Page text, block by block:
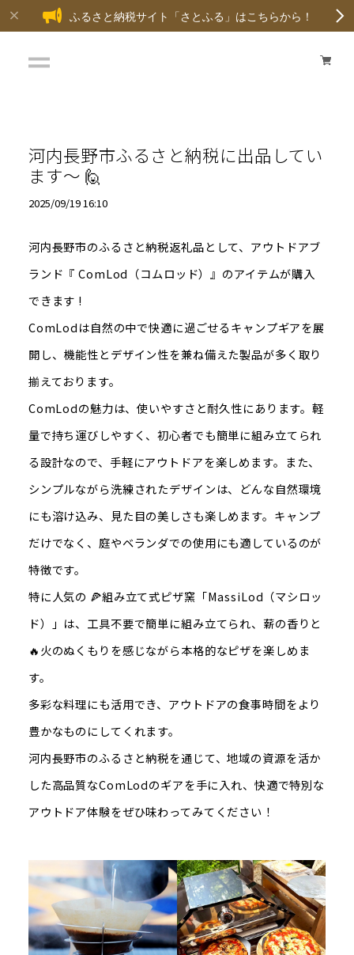
ふるさと納税サイト「さとふる」はこちらから！
河内長野市ふるさと納税に出品してい
ます～ 🙋
2025/09/19 16:10
河内長野市のふるさと納税返礼品として、アウトドアブ
ランド『 ComLod（コムロッド）』のアイテムが購入
できます !
ComLodは自然の中で快適に過ごせるキャンプギアを展
開し、機能性とデザイン性を兼ね備えた製品が多く取り
揃えております。
ComLodの魅力は、使いやすさと耐久性にあります。軽
量で持ち運びしやすく、初心者でも簡単に組み立てられ
る設計なので、手軽にアウトドアを楽しめます。また、
シンプルながら洗練されたデザインは、どんな自然環境
にも溶け込み、見た目の美しさも楽しめます。キャンプ
だけでなく、庭やベランダでの使用にも適しているのが
特徴です。
特に人気の 🍕組み立て式ピザ窯「MassiLod（マシロッ
ド）」は、工具不要で簡単に組み立てられ、薪の香りと
🔥火のぬくもりを感じながら本格的なピザを楽しめま
す。
多彩な料理にも活用でき、アウトドアの食事時間をより
豊かなものにしてくれます。
河内長野市のふるさと納税を通じて、地域の資源を活か
した高品質なComLodのギアを手に入れ、快適で特別な
アウトドア体験をぜひ味わってみてください！